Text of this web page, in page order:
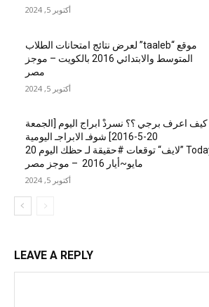
أكتوبر 5, 2024
موقع “taaleb” لعرض نتائج امتحانات الطلاب
المتوسط والابتدائي 2016 بالكويت – موجز
مصر
أكتوبر 5, 2024
كيف اعرف برجي ؟؟ نسردْ ابراج اليوم [الجمعة
20-5-2016] شوفـ الابراجـ اليومية
Today ”لايف“ توقعات #حقيقة لـ حظك اليوم 20
مايو~أيار 2016 – موجز مصر
أكتوبر 5, 2024
LEAVE A REPLY